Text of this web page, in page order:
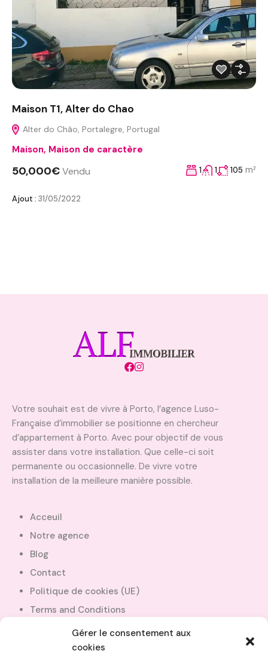
Gérer le consentement aux
cookies
Maison T1, Alter do Chao
Alter do Chão, Portalegre, Portugal
Maison, Maison de caractère
50,000€Vendu 1 1 105 m²
Ajout : 31/05/2022
Votre souhait est de vivre à Porto, l’agence Luso-
Française d’immobilier se positionne en chercheur
d’appartement à Porto. Avec pour objectif de vous
assister dans votre installation. Que celle-ci soit
permanente ou occasionnelle. De vivre votre
installation de la meilleure manière possible.
Acceuil
Notre agence
Blog
Contact
Politique de cookies (UE)
Terms and Conditions